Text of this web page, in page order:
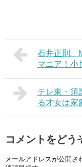
石井正則、
マニア！小
テレ東・須
る才女は家
コメントをどう
メールアドレスが公開さ